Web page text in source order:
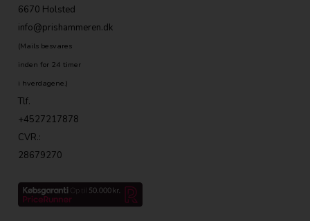
6670 Holsted
info@prishammeren.dk
(Mails besvares
inden for 24 timer
i hverdagene.)
Tlf.
+4527217878
CVR.:
28679270